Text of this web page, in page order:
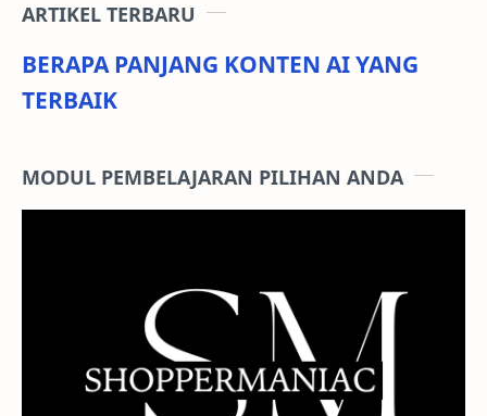
ARTIKEL TERBARU
BERAPA PANJANG KONTEN AI YANG
TERBAIK
MODUL PEMBELAJARAN PILIHAN ANDA